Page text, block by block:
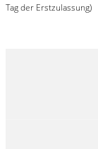
Tag der Erstzulassung)